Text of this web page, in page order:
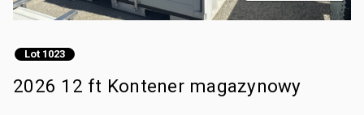
Lot 1023
2026 12 ft Kontener magazynowy